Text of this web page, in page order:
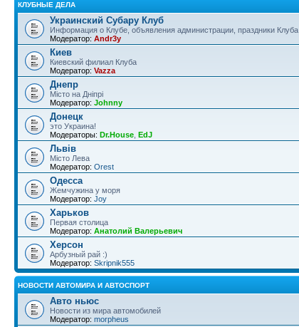
КЛУБНЫЕ ДЕЛА
Украинский Субару Клуб
Информация о Клубе, объявления администрации, праздники Клуба
Модератор: Andr3y
Киев
Киевский филиал Клуба
Модератор: Vazza
Днепр
Місто на Дніпрі
Модератор: Johnny
Донецк
это Украина!
Модераторы: Dr.House EdJ
Львів
Місто Лева
Модератор: Orest
Одесса
Жемчужина у моря
Модератор: Joy
Харьков
Первая столица
Модератор: Анатолий Валерьевич
Херсон
Арбузный рай :)
Модератор: Skripnik555
НОВОСТИ АВТОМИРА И АВТОСПОРТ
Авто ньюс
Новости из мира автомобилей
Модератор: morpheus